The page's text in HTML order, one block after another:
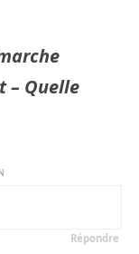
– Quelle
Répondre